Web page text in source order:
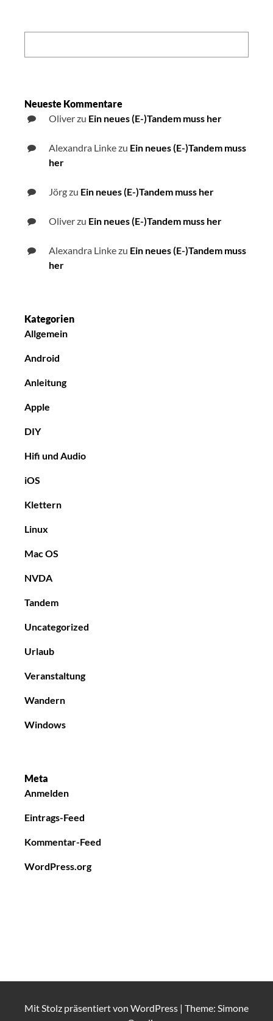
Neueste Kommentare
Oliverzu Ein neues (E-)Tandem muss her
Alexandra Linkezu Ein neues (E-)Tandem muss
her
Jörgzu Ein neues (E-)Tandem muss her
Oliverzu Ein neues (E-)Tandem muss her
Alexandra Linkezu Ein neues (E-)Tandem muss
her
Kategorien
Allgemein
Android
Anleitung
Apple
DIY
Hifi und Audio
iOS
Klettern
Linux
Mac OS
NVDA
Tandem
Uncategorized
Urlaub
Veranstaltung
Wandern
Windows
Meta
Anmelden
Eintrags-Feed
Kommentar-Feed
WordPress.org
Mit Stolz präsentiert von WordPress | Theme: Simone